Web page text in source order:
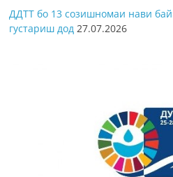
ДДТТ бо 13 созишномаи нави
густариш дод 27.07.2026